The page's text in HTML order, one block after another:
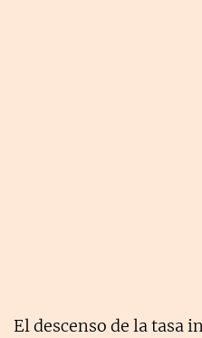
El descenso de la tasa